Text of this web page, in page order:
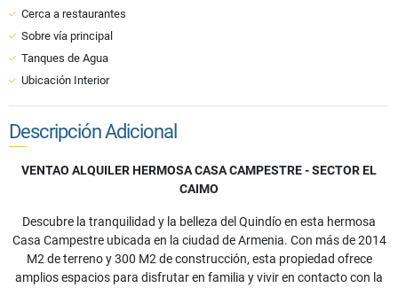
Cerca a restaurantes
Sobre vía principal
Tanques de Agua
Ubicación Interior
Descripción Adicional
VENTAO ALQUILER HERMOSA CASA CAMPESTRE - SECTOR EL
CAIMO
Descubre la tranquilidad y la belleza del Quindío en esta hermosa
Casa Campestre ubicada en la ciudad de Armenia. Con más de 2014
M2 de terreno y 300 M2 de construcción, esta propiedad ofrece
amplios espacios para disfrutar en familia y vivir en contacto con la